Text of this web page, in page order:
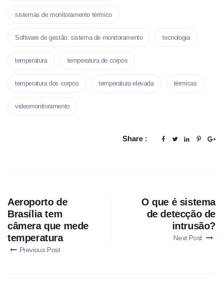
sistemas de monitoramento térmico
Software de gestão: sistema de monitoramento tecnologia
temperatura temperatura de corpos
temperatura dos corpos temperatura elevada térmicas
videomonitoramento
Share :
Aeroporto de
Brasília tem
câmera que mede
temperatura
Previous Post
O que é sistema
de detecção de
intrusão?
Next Post